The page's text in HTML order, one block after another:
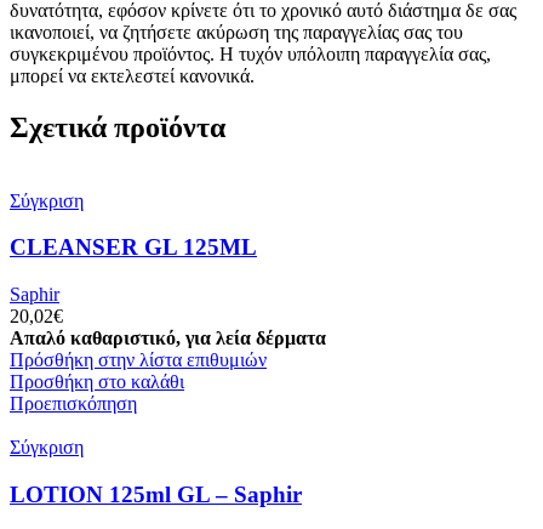
δυνατότητα, εφόσον κρίνετε ότι το χρονικό αυτό διάστημα δε σας
ικανοποιεί, να ζητήσετε ακύρωση της παραγγελίας σας του
συγκεκριμένου προϊόντος. Η τυχόν υπόλοιπη παραγγελία σας,
μπορεί να εκτελεστεί κανονικά.
Σχετικά προϊόντα
Σύγκριση
CLEANSER GL 125ML
Saphir
20,02€
Απαλό καθαριστικό, για λεία δέρματα
Πρόσθήκη στην λίστα επιθυμιών
Προσθήκη στο καλάθι
Προεπισκόπηση
Σύγκριση
LOTION 125ml GL – Saphir